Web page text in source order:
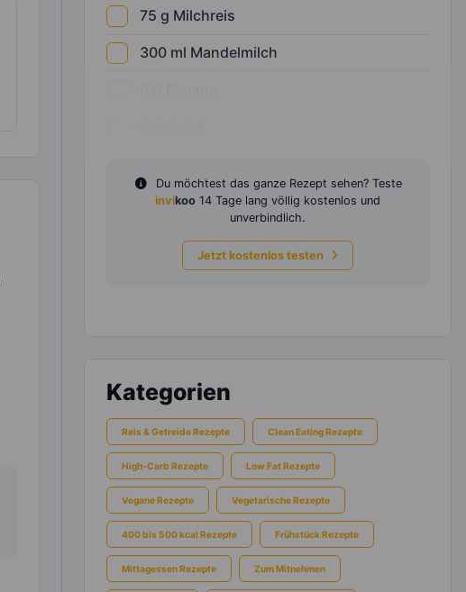
75 g Milchreis
300 ml Mandelmilch
Du möchtest das ganze Rezept sehen? Teste
invikoo 14 Tage lang völlig kostenlos und
unverbindlich.
Jetzt kostenlos testen
Kategorien
Reis & Getreide Rezepte Clean Eating Rezepte
High-Carb Rezepte Low Fat Rezepte
Vegane Rezepte Vegetarische Rezepte
400 bis 500 kcal Rezepte Frühstück Rezepte
Mittagessen Rezepte Zum Mitnehmen